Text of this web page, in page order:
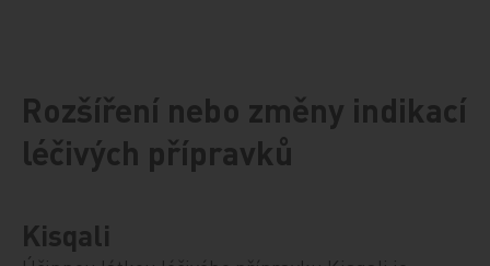
Rozšíření nebo změny indikací
léčivých přípravků
Kisqali